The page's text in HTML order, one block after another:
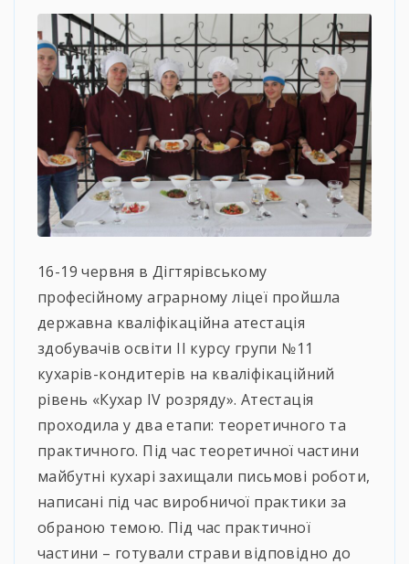
16-19 червня в Дігтярівському
професійному аграрному ліцеї пройшла
державна кваліфікаційна атестація
здобувачів освіти ІІ курсу групи №11
кухарів-кондитерів на кваліфікаційний
рівень «Кухар ІV розряду». Атестація
проходила у два етапи: теоретичного та
практичного. Під час теоретичної частини
майбутні кухарі захищали письмові роботи,
написані під час виробничої практики за
обраною темою. Під час практичної
частини – готували страви відповідно до